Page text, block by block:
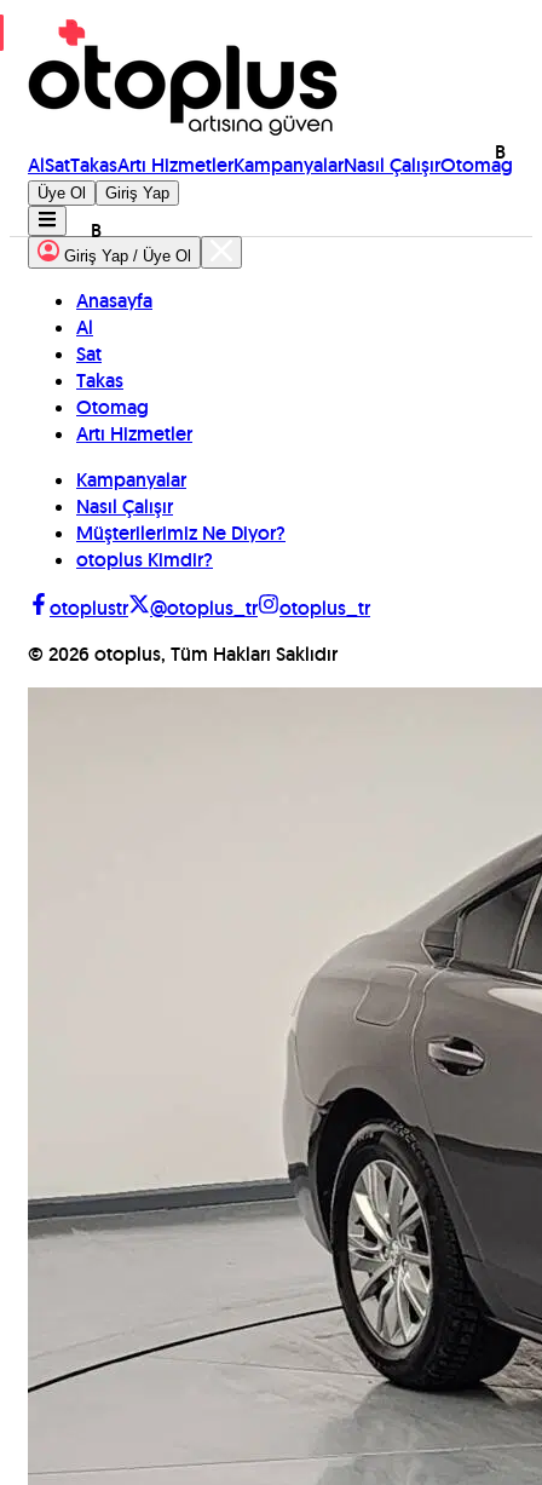
AlSatTakasArtı HizmetlerKampanyalarNasıl ÇalışırOtomag
Üye Ol Giriş Yap
Giriş Yap / Üye Ol
Anasayfa
Al
Sat
Takas
Otomag
Artı Hizmetler
Kampanyalar
Nasıl Çalışır
Müşterilerimiz Ne Diyor?
otoplus Kimdir?
otoplustr
@otoplus_tr
otoplus_tr
© 2026 otoplus, Tüm Hakları Saklıdır
B
B